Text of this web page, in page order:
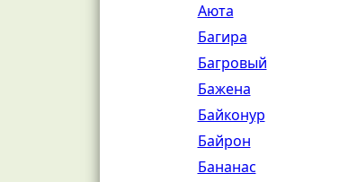
Аюта
Багира
Багровый
Бажена
Байконур
Байрон
Бананас